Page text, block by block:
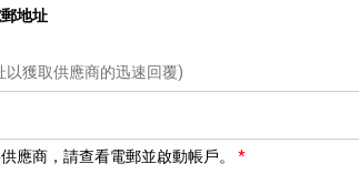
地址
獲取供應商的迅速回覆)
應商，請查看電郵並啟動帳戶。